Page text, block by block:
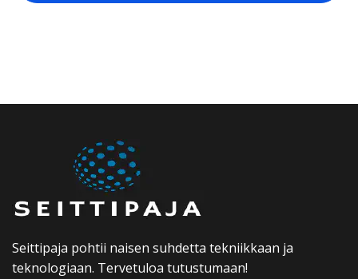
Seittipaja pohtii naisen suhdetta tekniikkaan ja
teknologiaan. Tervetuloa tutustumaan!